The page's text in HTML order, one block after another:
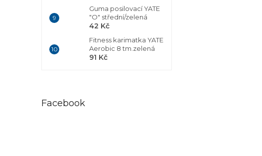
Guma posilovací YATE
"O" střední/zelená
42 Kč
Fitness karimatka YATE
Aerobic 8 tm.zelená
91 Kč
Facebook